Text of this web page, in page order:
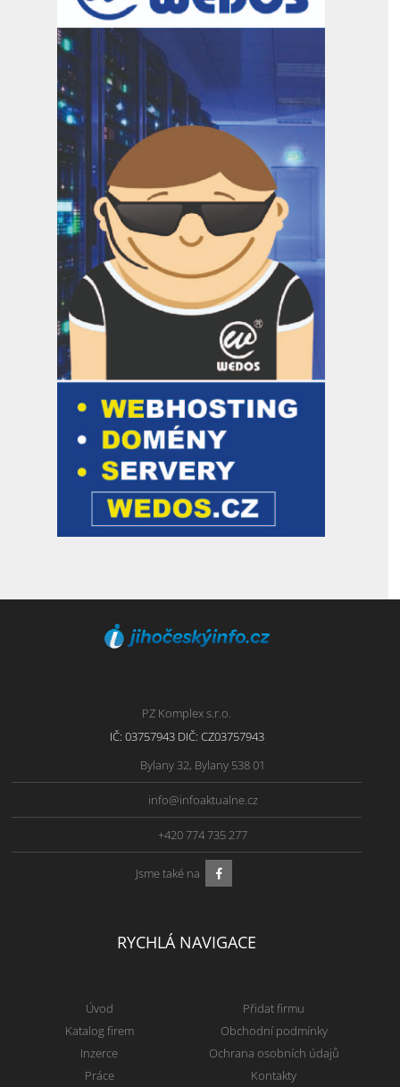
PZ Komplex s.r.o.
IČ: 03757943 DIČ: CZ03757943
Bylany 32, Bylany 538 01
info@infoaktualne.cz
+420 774 735 277
Jsme také na
RYCHLÁ NAVIGACE
Úvod
Katalog firem
Inzerce
Práce
Přidat firmu
Obchodní podmínky
Ochrana osobních údajů
Kontakty